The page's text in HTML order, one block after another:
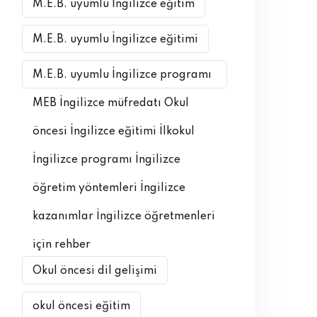
M.E.B. uyumlu İngilizce eğitim
M.E.B. uyumlu İngilizce eğitimi
M.E.B. uyumlu İngilizce programı
MEB İngilizce müfredatı Okul
öncesi İngilizce eğitimi İlkokul
İngilizce programı İngilizce
öğretim yöntemleri İngilizce
kazanımlar İngilizce öğretmenleri
için rehber
Okul öncesi dil gelişimi
okul öncesi eğitim